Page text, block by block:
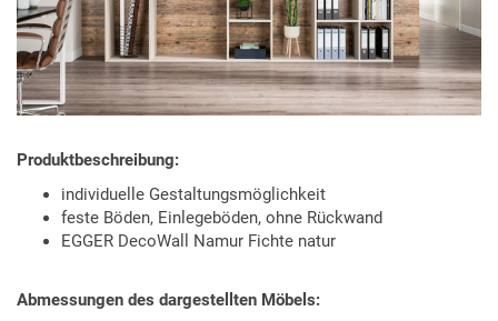
Produktbeschreibung:
individuelle Gestaltungsmöglichkeit
feste Böden, Einlegeböden, ohne Rückwand
EGGER DecoWall Namur Fichte natur
Abmessungen des dargestellten Möbels: